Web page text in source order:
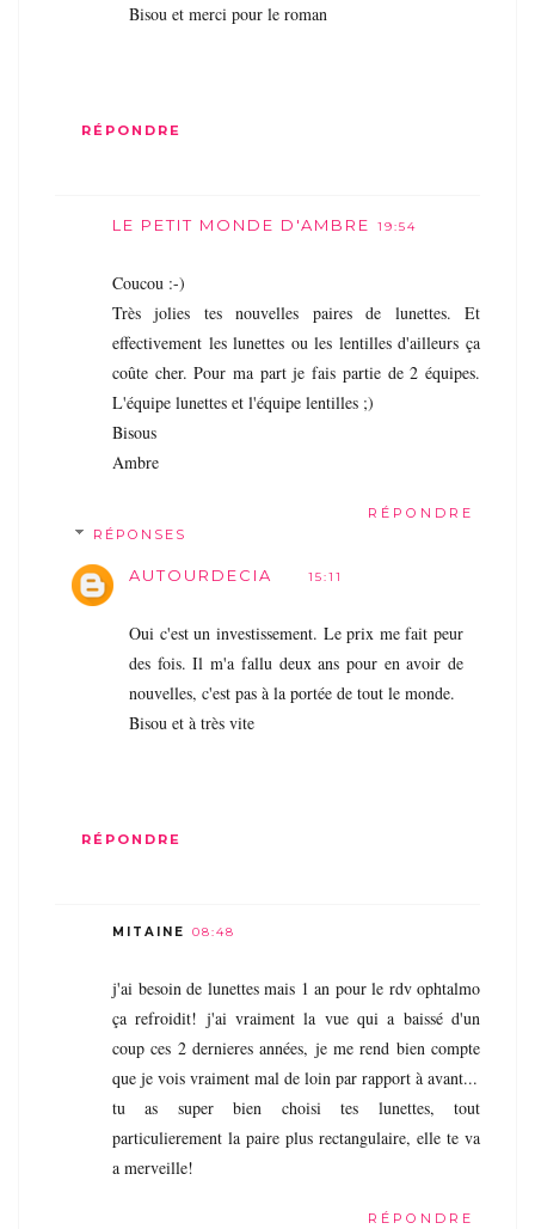
Bisou et merci pour le roman
RÉPONDRE
LE PETIT MONDE D'AMBRE 19:54
Coucou :-)
Très jolies tes nouvelles paires de lunettes. Et
effectivement les lunettes ou les lentilles d'ailleurs ça
coûte cher. Pour ma part je fais partie de 2 équipes.
L'équipe lunettes et l'équipe lentilles ;)
Bisous
Ambre
RÉPONDRE
RÉPONSES
AUTOURDECIA 15:11
Oui c'est un investissement. Le prix me fait peur
des fois. Il m'a fallu deux ans pour en avoir de
nouvelles, c'est pas à la portée de tout le monde.
Bisou et à très vite
RÉPONDRE
MITAINE 08:48
j'ai besoin de lunettes mais 1 an pour le rdv ophtalmo
ça refroidit! j'ai vraiment la vue qui a baissé d'un
coup ces 2 dernieres années, je me rend bien compte
que je vois vraiment mal de loin par rapport à avant...
tu as super bien choisi tes lunettes, tout
particulierement la paire plus rectangulaire, elle te va
a merveille!
RÉPONDRE